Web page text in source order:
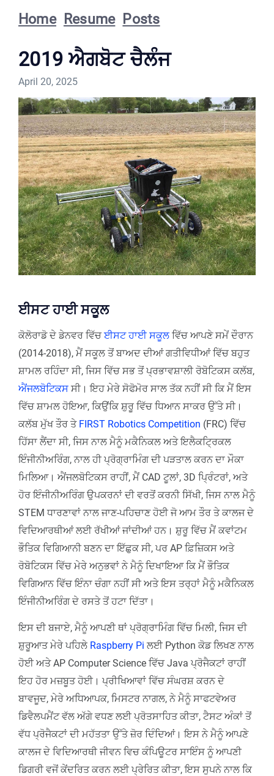
Home Resume Posts
2019 ਐਗਬੋਟ ਚੈਲੰਜ
April 20, 2025
ਈਸਟ ਹਾਈ ਸਕੂਲ
ਕੋਲੋਰਾਡੋ ਦੇ ਡੇਨਵਰ ਵਿੱਚਈਸਟ ਹਾਈ ਸਕੂਲ ਵਿੱਚ ਆਪਣੇ ਸਮੇਂ ਦੌਰਾਨ
(2014-2018), ਮੈਂ ਸਕੂਲ ਤੋਂ ਬਾਅਦ ਦੀਆਂ ਗਤੀਵਿਧੀਆਂ ਵਿੱਚ ਬਹੁਤ
ਸ਼ਾਮਲ ਰਹਿੰਦਾ ਸੀ, ਜਿਸ ਵਿੱਚ ਸਭ ਤੋਂ ਪ੍ਰਭਾਵਸ਼ਾਲੀ ਰੋਬੋਟਿਕਸ ਕਲੱਬ,
ਐਂਜਲਬੋਟਿਕਸ ਸੀ। ਇਹ ਮੇਰੇ ਸੋਫੋਮੋਰ ਸਾਲ ਤੱਕ ਨਹੀਂ ਸੀ ਕਿ ਮੈਂ ਇਸ
ਵਿੱਚ ਸ਼ਾਮਲ ਹੋਇਆ, ਕਿਉਂਕਿ ਸ਼ੁਰੂ ਵਿੱਚ ਧਿਆਨ ਸਾਕਰ ਉੱਤੇ ਸੀ।
ਕਲੱਬ ਮੁੱਖ ਤੌਰ ਤੇ FIRST Robotics Competition (FRC) ਵਿੱਚ
ਹਿੱਸਾ ਲੈਂਦਾ ਸੀ, ਜਿਸ ਨਾਲ ਮੈਨੂੰ ਮਕੈਨਿਕਲ ਅਤੇ ਇਲੈਕਟ੍ਰਿਕਲ
ਇੰਜੀਨੀਅਰਿੰਗ, ਨਾਲ ਹੀ ਪ੍ਰੋਗ੍ਰਾਮਿੰਗ ਦੀ ਪੜਤਾਲ ਕਰਨ ਦਾ ਮੌਕਾ
ਮਿਲਿਆ। ਐਂਜਲਬੋਟਿਕਸ ਰਾਹੀਂ, ਮੈਂ CAD ਟੂਲਾਂ, 3D ਪ੍ਰਿੰਟਰਾਂ, ਅਤੇ
ਹੋਰ ਇੰਜੀਨੀਅਰਿੰਗ ਉਪਕਰਨਾਂ ਦੀ ਵਰਤੋਂ ਕਰਨੀ ਸਿੱਖੀ, ਜਿਸ ਨਾਲ ਮੈਨੂੰ
STEM ਧਾਰਣਾਵਾਂ ਨਾਲ ਜਾਣ-ਪਹਿਚਾਣ ਹੋਈ ਜੋ ਆਮ ਤੌਰ ਤੇ ਕਾਲਜ ਦੇ
ਵਿਦਿਆਰਥੀਆਂ ਲਈ ਰੱਖੀਆਂ ਜਾਂਦੀਆਂ ਹਨ। ਸ਼ੁਰੂ ਵਿੱਚ ਮੈਂ ਕਵਾਂਟਮ
ਭੌਤਿਕ ਵਿਗਿਆਨੀ ਬਣਨ ਦਾ ਇੱਛੁਕ ਸੀ, ਪਰ AP ਫ਼ਿਜ਼ਿਕਸ ਅਤੇ
ਰੋਬੋਟਿਕਸ ਵਿੱਚ ਮੇਰੇ ਅਨੁਭਵਾਂ ਨੇ ਮੈਨੂੰ ਦਿਖਾਇਆ ਕਿ ਮੈਂ ਭੌਤਿਕ
ਵਿਗਿਆਨ ਵਿੱਚ ਇੰਨਾ ਚੰਗਾ ਨਹੀਂ ਸੀ ਅਤੇ ਇਸ ਤਰ੍ਹਾਂ ਮੈਨੂੰ ਮਕੈਨਿਕਲ
ਇੰਜੀਨੀਅਰਿੰਗ ਦੇ ਰਸਤੇ ਤੋਂ ਹਟਾ ਦਿੱਤਾ।
ਇਸ ਦੀ ਬਜਾਏ, ਮੈਨੂੰ ਆਪਣੀ ਥਾਂ ਪ੍ਰੋਗ੍ਰਾਮਿੰਗ ਵਿੱਚ ਮਿਲੀ, ਜਿਸ ਦੀ
ਸ਼ੁਰੂਆਤ ਮੇਰੇ ਪਹਿਲੇ Raspberry Pi ਲਈ Python ਕੋਡ ਲਿਖਣ ਨਾਲ
ਹੋਈ ਅਤੇ AP Computer Science ਵਿੱਚ Java ਪ੍ਰੋਜੈਕਟਾਂ ਰਾਹੀਂ
ਇਹ ਹੋਰ ਮਜ਼ਬੂਤ ਹੋਈ। ਪ੍ਰੀਖਿਆਵਾਂ ਵਿੱਚ ਸੰਘਰਸ਼ ਕਰਨ ਦੇ
ਬਾਵਜੂਦ, ਮੇਰੇ ਅਧਿਆਪਕ, ਮਿਸਟਰ ਨਾਗਲ, ਨੇ ਮੈਨੂੰ ਸਾਫਟਵੇਅਰ
ਡਿਵੈਲਪਮੈਂਟ ਵੱਲ ਅੱਗੇ ਵਧਣ ਲਈ ਪ੍ਰੋਤਸਾਹਿਤ ਕੀਤਾ, ਟੈਸਟ ਅੰਕਾਂ ਤੋਂ
ਵੱਧ ਪ੍ਰੋਜੈਕਟਾਂ ਦੀ ਮਹੱਤਤਾ ਉੱਤੇ ਜ਼ੋਰ ਦਿੰਦਿਆਂ। ਇਸ ਨੇ ਮੈਨੂੰ ਆਪਣੇ
ਕਾਲਜ ਦੇ ਵਿਦਿਆਰਥੀ ਜੀਵਨ ਵਿਚ ਕੰਪਿਊਟਰ ਸਾਇੰਸ ਨੂੰ ਆਪਣੀ
ਡਿਗਰੀ ਵਜੋਂ ਕੇਂਦਰਿਤ ਕਰਨ ਲਈ ਪ੍ਰੇਰਿਤ ਕੀਤਾ, ਇਸ ਸੁਪਨੇ ਨਾਲ ਕਿ